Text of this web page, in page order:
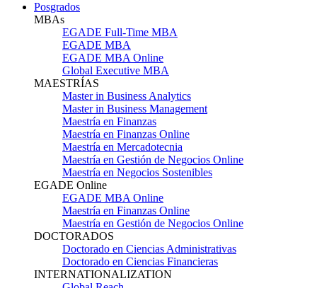
Posgrados
MBAs
EGADE Full-Time MBA
EGADE MBA
EGADE MBA Online
Global Executive MBA
MAESTRÍAS
Master in Business Analytics
Master in Business Management
Maestría en Finanzas
Maestría en Finanzas Online
Maestría en Mercadotecnia
Maestría en Gestión de Negocios Online
Maestría en Negocios Sostenibles
EGADE Online
EGADE MBA Online
Maestría en Finanzas Online
Maestría en Gestión de Negocios Online
DOCTORADOS
Doctorado en Ciencias Administrativas
Doctorado en Ciencias Financieras
INTERNATIONALIZATION